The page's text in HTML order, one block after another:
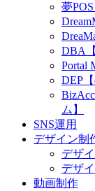
夢
DBA
Portal
DEP
ム】
SNS運用
デザイン制
デザ
デザ
動画制作